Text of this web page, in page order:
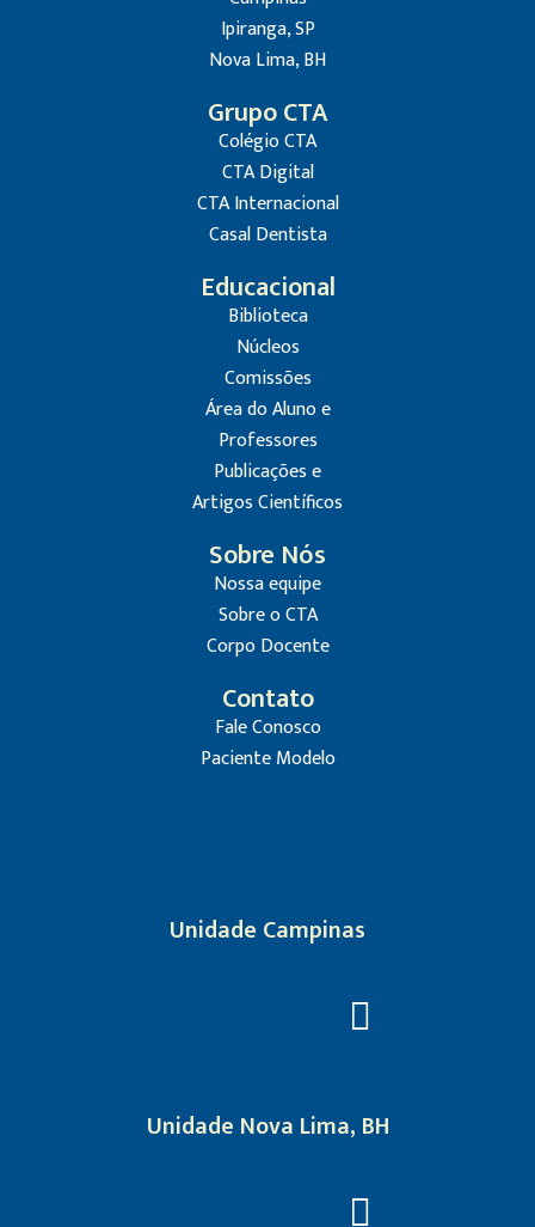
Ipiranga, SP
Nova Lima, BH
Grupo CTA
Colégio CTA
CTA Digital
CTA Internacional
Casal Dentista
Educacional
Biblioteca
Núcleos
Comissões
Área do Aluno e
Professores
Publicações e
Artigos Científicos
Sobre Nós
Nossa equipe
Sobre o CTA
Corpo Docente
Contato
Fale Conosco
Paciente Modelo
Unidade Campinas
Unidade Nova Lima, BH